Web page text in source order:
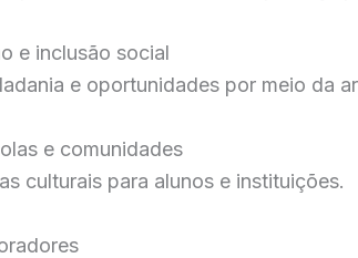
e inclusão social
e oportunidades por meio da
e comunidades
culturais para alunos e instituições.